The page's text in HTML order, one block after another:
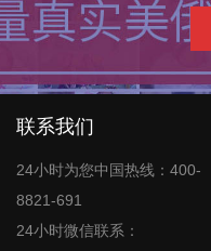
联系我们
24小时为您中国热线：400-
8821-691
24小时微信联系：